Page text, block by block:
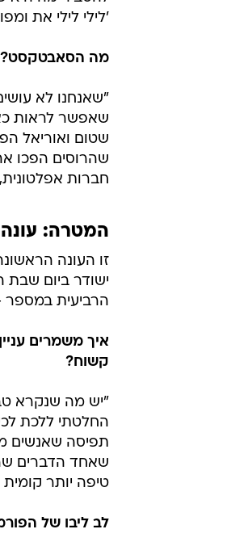
'לילי לילי את
מה הסאבטקסט?
"שאנחנו לא
שאפשר לראות
שטום ואוריאל
שהרוסים הפכו
חברות
המטרה: עונה
זו העונה
ישודר ביום שבת
הרביעית במספר
איך משמרים
קשוח?
החלטתי ללכת
תפיסה שאנשים
שאחד הדברים
טיפה יותר קומית
לב ליבו של